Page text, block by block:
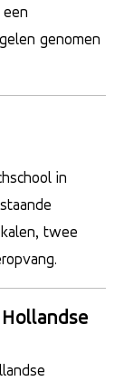
genomen
in
twee